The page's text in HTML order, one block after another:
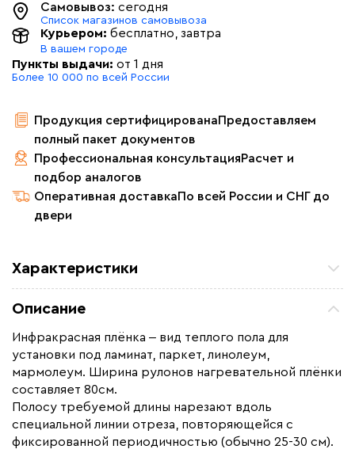
Самовывоз: сегодня
Список магазинов самовывоза
Курьером: бесплатно , завтра
В вашем городе
Пункты выдачи: от 1 дня
Более 10 000 по всей России
Продукция сертифицированаПредоставляем
полный пакет документов
Профессиональная консультацияРасчет и
подбор аналогов
Оперативная доставкаПо всей России и СНГ до
двери
Характеристики
Мощность (Вт)
Назначение
Под линолеум / ковролин,
Монтаж Сухой монтаж
Макс. рабочая температура (C)
Описание
Инфракрасная плёнка ‒ вид теплого пола для
установки под ламинат, паркет, линолеум,
мармолеум. Ширина рулонов нагревательной плёнки
составляет 80см.
Полосу требуемой длины нарезают вдоль
специальной линии отреза, повторяющейся с
фиксированной периодичностью (обычно 25-30 см).